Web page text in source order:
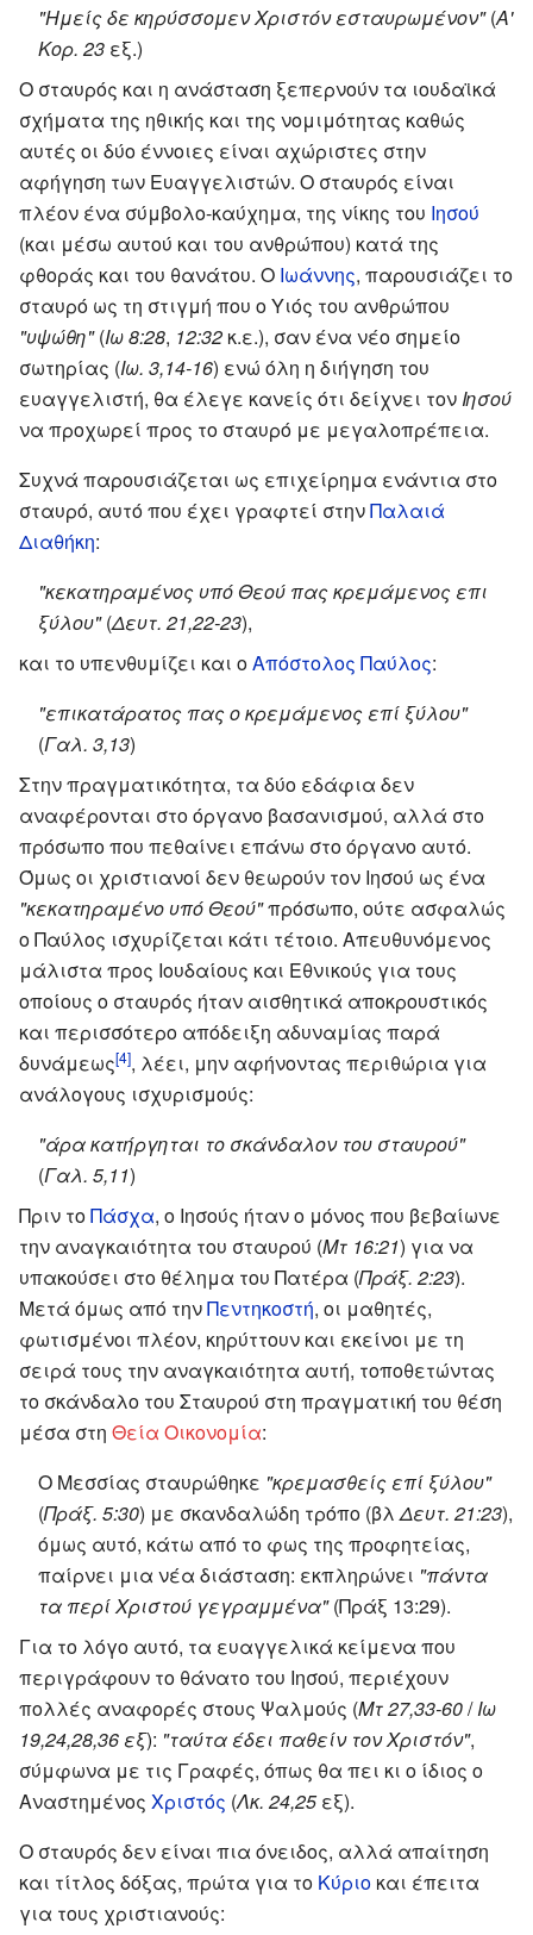
"Ημείς δε κηρύσσομεν Χριστόν εσταυρωμένον"(Α'
Κορ. 23 εξ.)
Ο σταυρός και η ανάσταση ξεπερνούν τα ιουδαϊκά
σχήματα της ηθικής και της νομιμότητας καθώς
αυτές οι δύο έννοιες είναι αχώριστες στην
αφήγηση των Ευαγγελιστών. Ο σταυρός είναι
πλέον ένα σύμβολο-καύχημα, της νίκης του Ιησού
(και μέσω αυτού και του ανθρώπου) κατά της
φθοράς και του θανάτου. Ο Ιωάννης, παρουσιάζει το
σταυρό ως τη στιγμή που ο Υιός του ανθρώπου
"υψώθη"(Ιω 8:28, 12:32 κ.ε.), σαν ένα νέο σημείο
σωτηρίας (Ιω. 3,14-16) ενώ όλη η διήγηση του
ευαγγελιστή, θα έλεγε κανείς ότι δείχνει τον Ιησού
να προχωρεί προς το σταυρό με μεγαλοπρέπεια.
Συχνά παρουσιάζεται ως επιχείρημα ενάντια στο
σταυρό, αυτό που έχει γραφτεί στηνΠαλαιά
Διαθήκη:
"κεκατηραμένος υπό Θεού πας κρεμάμενος επι
ξύλου"(Δευτ. 21,22-23),
και το υπενθυμίζει και οΑπόστολος Παύλος:
"επικατάρατος πας ο κρεμάμενος επί ξύλου"
(Γαλ. 3,13)
Στην πραγματικότητα, τα δύο εδάφια δεν
αναφέρονται στο όργανο βασανισμού, αλλά στο
πρόσωπο που πεθαίνει επάνω στο όργανο αυτό.
Όμως οι χριστιανοί δεν θεωρούν τον Ιησού ως ένα
"κεκατηραμένο υπό Θεού"πρόσωπο, ούτε ασφαλώς
ο Παύλος ισχυρίζεται κάτι τέτοιο. Απευθυνόμενος
μάλιστα προς Ιουδαίους και Εθνικούς για τους
οποίους ο σταυρός ήταν αισθητικά αποκρουστικός
και περισσότερο απόδειξη αδυναμίας παρά
δυνάμεως[4], λέει, μην αφήνοντας περιθώρια για
ανάλογους ισχυρισμούς:
"άρα κατήργηται το σκάνδαλον του σταυρού"
(Γαλ. 5,11)
Πριν τοΠάσχα, ο Ιησούς ήταν ο μόνος που βεβαίωνε
την αναγκαιότητα του σταυρού (Μτ 16:21) για να
υπακούσει στο θέλημα του Πατέρα (Πράξ. 2:23).
Μετά όμως από τηνΠεντηκοστή, οι μαθητές,
φωτισμένοι πλέον, κηρύττουν και εκείνοι με τη
σειρά τους την αναγκαιότητα αυτή, τοποθετώντας
το σκάνδαλο του Σταυρού στη πραγματική του θέση
μέσα στη Θεία Οικονομία:
Ο Μεσσίας σταυρώθηκε "κρεμασθείς επί ξύλου"
(Πράξ. 5:30) με σκανδαλώδη τρόπο (βλ Δευτ. 21:23),
όμως αυτό, κάτω από το φως της προφητείας,
παίρνει μια νέα διάσταση: εκπληρώνει "πάντα
τα περί Χριστού γεγραμμένα"(Πράξ 13:29).
Για το λόγο αυτό, τα ευαγγελικά κείμενα που
περιγράφουν το θάνατο του Ιησού, περιέχουν
πολλές αναφορές στους Ψαλμούς (Μτ 27,33-60/Ιω
19,24,28,36 εξ): "ταύτα έδει παθείν τον Χριστόν",
σύμφωνα με τις Γραφές, όπως θα πει κι ο ίδιος ο
Αναστημένος Χριστός (Λκ. 24,25εξ).
Ο σταυρός δεν είναι πια όνειδος, αλλά απαίτηση
και τίτλος δόξας, πρώτα για το Κύριο και έπειτα
για τους χριστιανούς: